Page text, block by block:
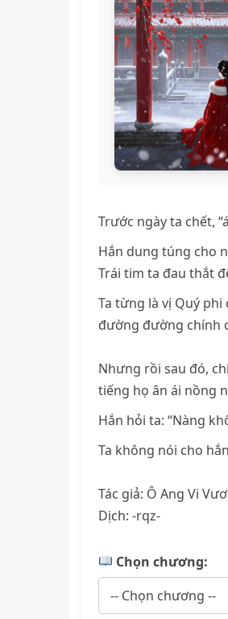
Trước ngày ta chết,
Hắn dung túng cho
Trái tim ta đau thắt
Ta từng là vị Quý
đường đường chính
Nhưng rồi sau đó,
tiếng họ ân ái nồng
Hắn hỏi ta: “Nàng
Ta không nói cho
Tác giả: Ô Ang Vi
Dịch: -rqz-
Chọn chương: